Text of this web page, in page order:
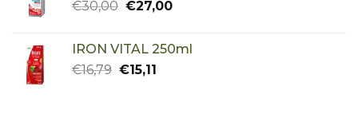
€30,00 €27,00
IRON VITAL 250ml
€16,79 €15,11